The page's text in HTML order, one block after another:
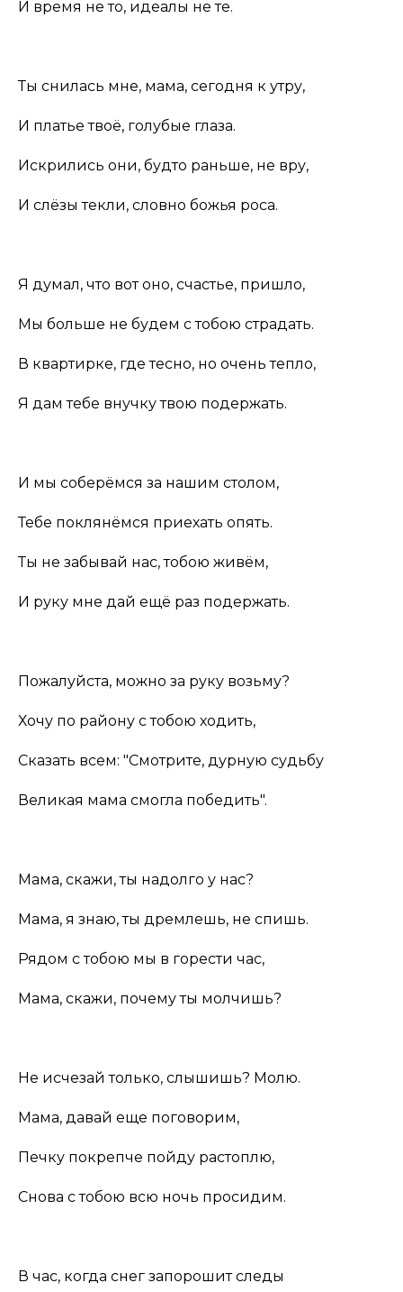
И время не то, идеалы не те.
Ты снилась мне, мама, сегодня к утру,
И платье твоё, голубые глаза.
Искрились они, будто раньше, не вру,
И слёзы текли, словно божья роса.
Я думал, что вот оно, счастье, пришло,
Мы больше не будем с тобою страдать.
В квартирке, где тесно, но очень тепло,
Я дам тебе внучку твою подержать.
И мы соберёмся за нашим столом,
Тебе поклянёмся приехать опять.
Ты не забывай нас, тобою живём,
И руку мне дай ещё раз подержать.
Пожалуйста, можно за руку возьму?
Хочу по району с тобою ходить,
Сказать всем: "Смотрите, дурную судьбу
Великая мама смогла победить".
Мама, скажи, ты надолго у нас?
Мама, я знаю, ты дремлешь, не спишь.
Рядом с тобою мы в горести час,
Мама, скажи, почему ты молчишь?
Не исчезай только, слышишь? Молю.
Мама, давай еще поговорим,
Печку покрепче пойду растоплю,
Снова с тобою всю ночь просидим.
В час, когда снег запорошит следы